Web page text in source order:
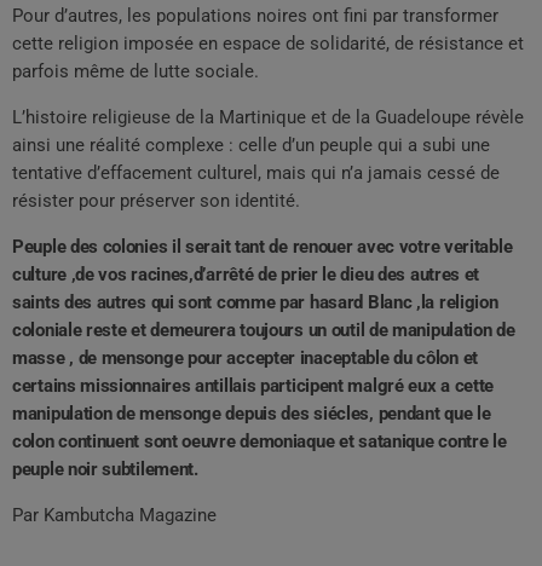
Pour d’autres, les populations noires ont fini par transformer
cette religion imposée en espace de solidarité, de résistance et
parfois même de lutte sociale.
L’histoire religieuse de la Martinique et de la Guadeloupe révèle
ainsi une réalité complexe : celle d’un peuple qui a subi une
tentative d’effacement culturel, mais qui n’a jamais cessé de
résister pour préserver son identité.
Peuple des colonies il serait tant de renouer avec votre veritable
culture ,de vos racines,d’arrêté de prier le dieu des autres et
saints des autres qui sont comme par hasard Blanc ,la religion
coloniale reste et demeurera toujours un outil de manipulation de
masse , de mensonge pour accepter inaceptable du côlon et
certains missionnaires antillais participent malgré eux a cette
manipulation de mensonge depuis des siécles, pendant que le
colon continuent sont oeuvre demoniaque et satanique contre le
peuple noir subtilement.
Par Kambutcha Magazine